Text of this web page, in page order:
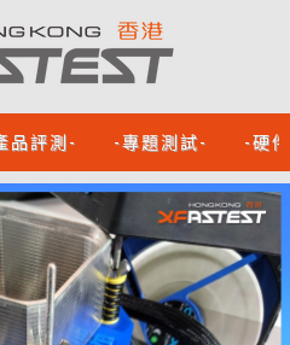
品評測- -專題測試- -硬